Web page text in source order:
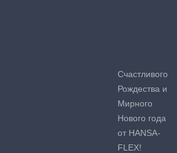
Счастливого
Рождества и
Мирного
Нового года
от HANSA-
FLEX!